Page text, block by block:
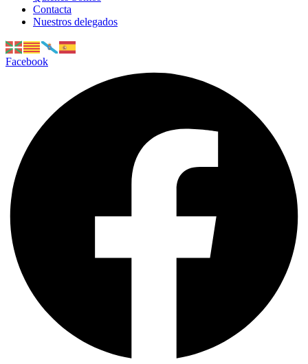
Contacta
Nuestros delegados
Facebook